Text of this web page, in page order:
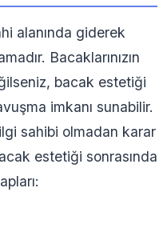
alanında giderek
Bacaklarınızın
bacak estetiği
imkanı sunabilir.
sahibi olmadan karar
estetiği sonrasında